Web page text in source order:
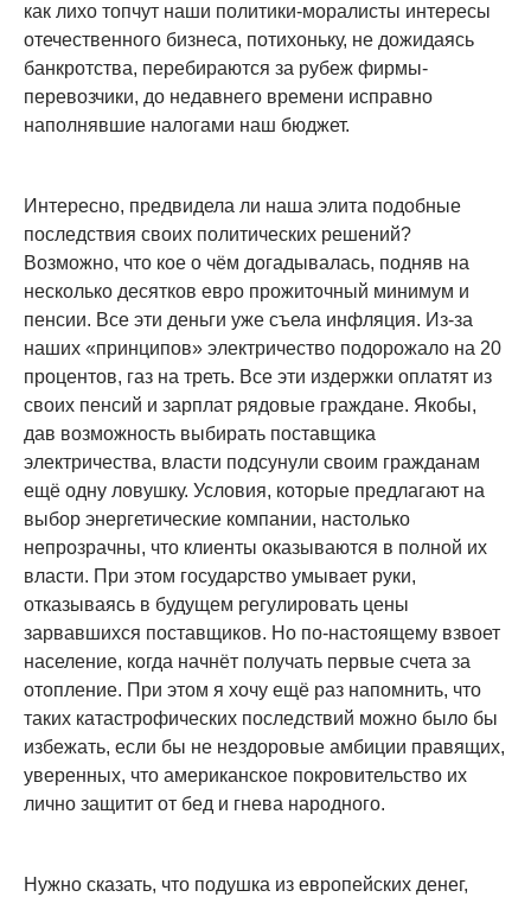
как лихо топчут наши политики-моралисты интересы
отечественного бизнеса, потихоньку, не дожидаясь
банкротства, перебираются за рубеж фирмы-
перевозчики, до недавнего времени исправно
наполнявшие налогами наш бюджет.
Интересно, предвидела ли наша элита подобные
последствия своих политических решений?
Возможно, что кое о чём догадывалась, подняв на
несколько десятков евро прожиточный минимум и
пенсии. Все эти деньги уже съела инфляция. Из-за
наших «принципов» электричество подорожало на 20
процентов, газ на треть. Все эти издержки оплатят из
своих пенсий и зарплат рядовые граждане. Якобы,
дав возможность выбирать поставщика
электричества, власти подсунули своим гражданам
ещё одну ловушку. Условия, которые предлагают на
выбор энергетические компании, настолько
непрозрачны, что клиенты оказываются в полной их
власти. При этом государство умывает руки,
отказываясь в будущем регулировать цены
зарвавшихся поставщиков. Но по-настоящему взвоет
население, когда начнёт получать первые счета за
отопление. При этом я хочу ещё раз напомнить, что
таких катастрофических последствий можно было бы
избежать, если бы не нездоровые амбиции правящих,
уверенных, что американское покровительство их
лично защитит от бед и гнева народного.
Нужно сказать, что подушка из европейских денег,